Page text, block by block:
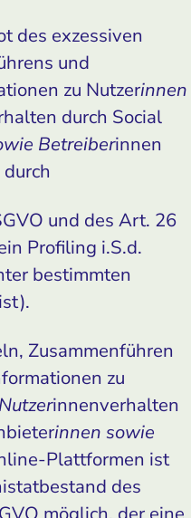
des exzessiven
und
zu Nutzerinnen
durch Social
Betreiberinnen
und des Art. 26
Profiling i.S.d.
bestimmten
Zusammenführen
zu
innenverhalten
innen sowie
Plattformen ist
des